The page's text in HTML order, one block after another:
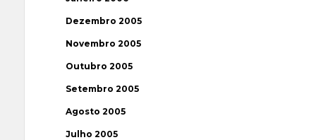
Dezembro 2005
Novembro 2005
Outubro 2005
Setembro 2005
Agosto 2005
Julho 2005